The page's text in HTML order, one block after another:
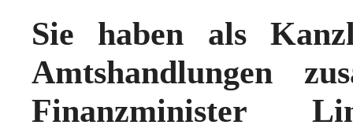
Sie haben als
Amtshandlungen
Finanzminister